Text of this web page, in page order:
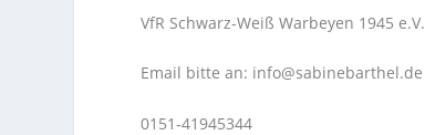
VfR Schwarz-Weiß Warbeyen 1945 e.V.
Email bitte an: info@sabinebarthel.de
0151-41945344